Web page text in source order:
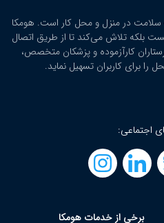
سلامت در منزل و محل کار است. هومکا
بلکه تلاش می‌کند تا از طریق اتصال
کارآزموده و پزشکان متخصص،
برای کاربران تسهیل نماید.
اجتماعی:
برخی از خدمات هومکا